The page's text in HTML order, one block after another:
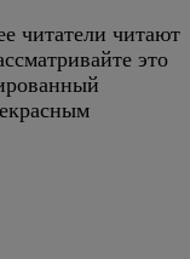
читатели читают
это